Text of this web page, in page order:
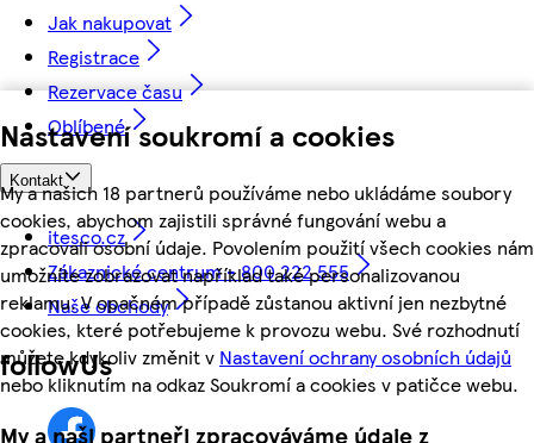
Nastavení soukromí a cookies
My a našich 18 partnerů používáme nebo ukládáme soubory
cookies, abychom zajistili správné fungování webu a
zpracovali osobní údaje. Povolením použití všech cookies nám
umožníte zobrazovat například také personalizovanou
reklamu. V opačném případě zůstanou aktivní jen nezbytné
cookies, které potřebujeme k provozu webu. Své rozhodnutí
můžete kdykoliv změnit v Nastavení ochrany osobních údajů
nebo kliknutím na odkaz Soukromí a cookies v patičce webu.
My a naši partneři zpracováváme údaje z
Jak nakupovat
Registrace
Rezervace času
Oblíbené
Kontakt
itesco.cz
Zákaznické centrum - 800 222 555
Naše obchody
followUs